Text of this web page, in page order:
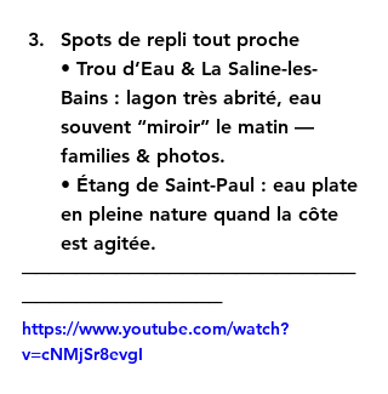
Spots de repli tout proche
• Trou d’Eau & La Saline-les-
Bains : lagon très abrité, eau
souvent “miroir” le matin —
families & photos.
• Étang de Saint-Paul : eau plate
en pleine nature quand la côte
est agitée.
─────────────────────────
───────────────
https://www.youtube.com/watch?
v=cNMjSr8evgI